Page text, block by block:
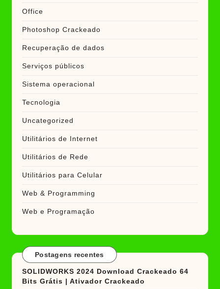
Office
Photoshop Crackeado
Recuperação de dados
Serviços públicos
Sistema operacional
Tecnologia
Uncategorized
Utilitários de Internet
Utilitários de Rede
Utilitários para Celular
Web & Programming
Web e Programação
Postagens recentes
SOLIDWORKS 2024 Download Crackeado 64
Bits Grátis | Ativador Crackeado